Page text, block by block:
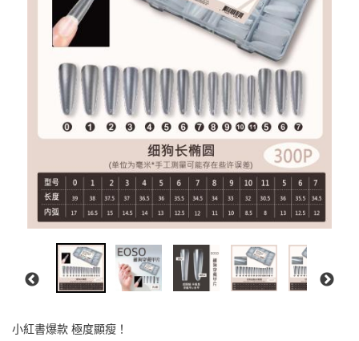
小紅書爆款 極度顯瘦！